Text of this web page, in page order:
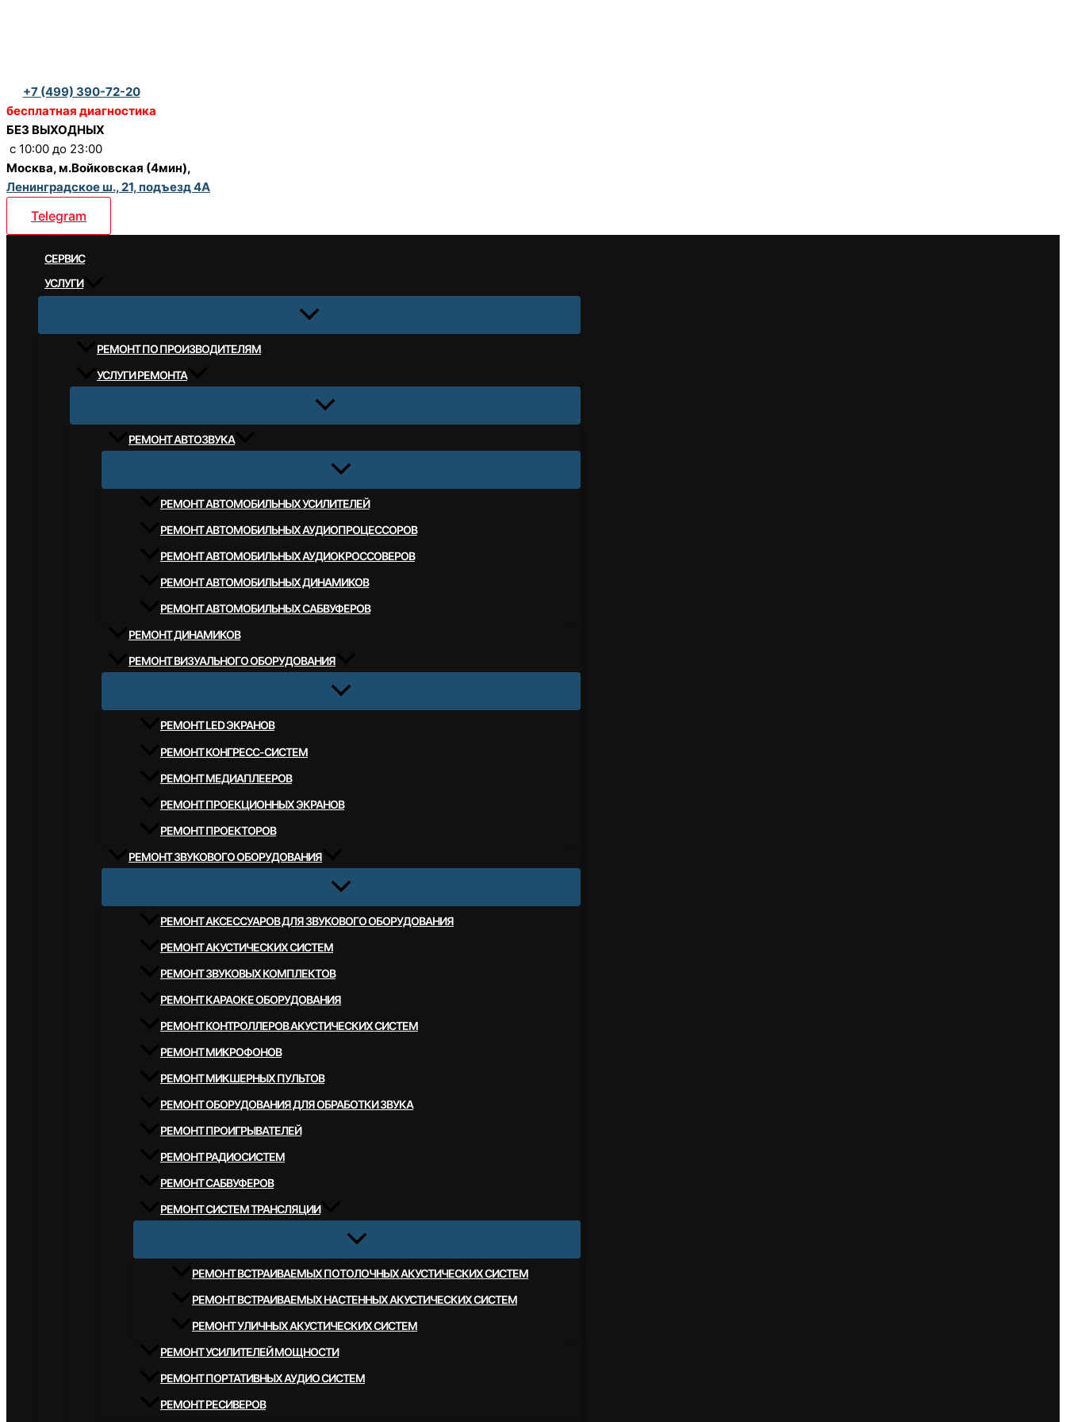
+7 (499) 390-72-20
бесплатная диагностика
БЕЗ ВЫХОДНЫХ
c 10:00 до 23:00
Москва, м.Войковская (4мин),
Ленинградское ш., 21, подъезд 4А
Telegram
CЕРВИС
УСЛУГИ
РЕМОНТ ПО ПРОИЗВОДИТЕЛЯМ
УСЛУГИ РЕМОНТА
РЕМОНТ АВТОЗВУКА
РЕМОНТ АВТОМОБИЛЬНЫХ УСИЛИТЕЛЕЙ
РЕМОНТ АВТОМОБИЛЬНЫХ АУДИОПРОЦЕССОРОВ
РЕМОНТ АВТОМОБИЛЬНЫХ АУДИОКРОССОВЕРОВ
РЕМОНТ АВТОМОБИЛЬНЫХ ДИНАМИКОВ
РЕМОНТ АВТОМОБИЛЬНЫХ САБВУФЕРОВ
РЕМОНТ ДИНАМИКОВ
РЕМОНТ ВИЗУАЛЬНОГО ОБОРУДОВАНИЯ
РЕМОНТ LED ЭКРАНОВ
РЕМОНТ КОНГРЕСС-СИСТЕМ
РЕМОНТ МЕДИАПЛЕЕРОВ
РЕМОНТ ПРОЕКЦИОННЫХ ЭКРАНОВ
РЕМОНТ ПРОЕКТОРОВ
РЕМОНТ ЗВУКОВОГО ОБОРУДОВАНИЯ
РЕМОНТ АКСЕССУАРОВ ДЛЯ ЗВУКОВОГО ОБОРУДОВАНИЯ
РЕМОНТ АКУСТИЧЕСКИХ СИСТЕМ
РЕМОНТ ЗВУКОВЫХ КОМПЛЕКТОВ
РЕМОНТ КАРАОКЕ ОБОРУДОВАНИЯ
РЕМОНТ КОНТРОЛЛЕРОВ АКУСТИЧЕСКИХ СИСТЕМ
РЕМОНТ МИКРОФОНОВ
РЕМОНТ МИКШЕРНЫХ ПУЛЬТОВ
РЕМОНТ ОБОРУДОВАНИЯ ДЛЯ ОБРАБОТКИ ЗВУКА
РЕМОНТ ПРОИГРЫВАТЕЛЕЙ
РЕМОНТ РАДИОСИСТЕМ
РЕМОНТ САБВУФЕРОВ
РЕМОНТ СИСТЕМ ТРАНСЛЯЦИИ
РЕМОНТ ВСТРАИВАЕМЫХ ПОТОЛОЧНЫХ АКУСТИЧЕСКИХ СИСТЕМ
РЕМОНТ ВСТРАИВАЕМЫХ НАСТЕННЫХ АКУСТИЧЕСКИХ СИСТЕМ
РЕМОНТ УЛИЧНЫХ АКУСТИЧЕСКИХ СИСТЕМ
РЕМОНТ УСИЛИТЕЛЕЙ МОЩНОСТИ
РЕМОНТ ПОРТАТИВНЫХ АУДИО СИСТЕМ
РЕМОНТ РЕСИВЕРОВ